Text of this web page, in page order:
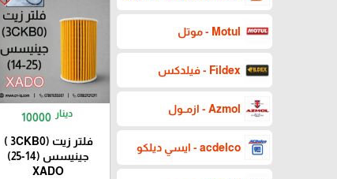
Motul - موتل
Fildex - فيلدكس
Azmol - ازمــول
acdelco - ايسي ديلكو
10000 دينار
فلتر زيت (3CKB0 )
جينيسس (14-25)
XADO